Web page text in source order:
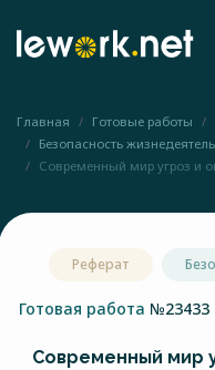
Главная Готовые работы
Безопасность
Современный мир угроз и
Реферат
Готовая работа №23433
Современный мир